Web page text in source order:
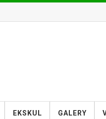
EKSKUL GALERY